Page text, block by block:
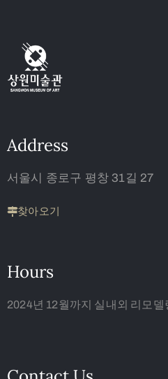
Address
서울시 종로구 평창 31길 27
찾아오기
Hours
2024년 12월까지 실내외 리모델